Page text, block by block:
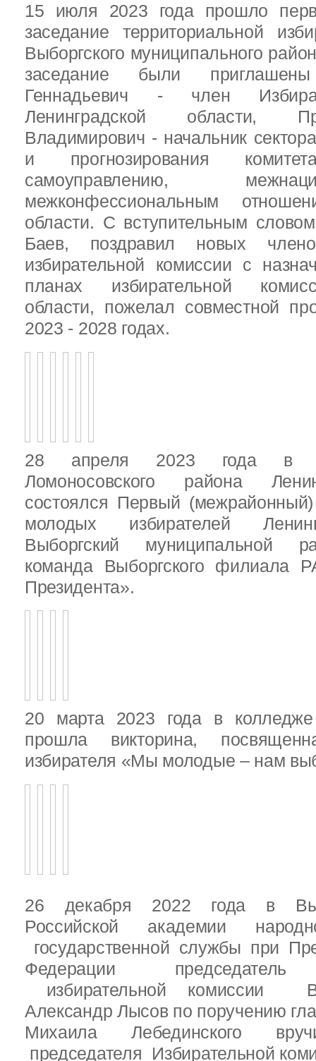
15 июля 2023 года прошло
заседание территориальной
Выборгского муниципального
заседание были
Геннадьевич - член
Ленинградской области,
Владимирович - начальник
и прогнозирования
самоуправлению,
межконфессиональным
области. С вступительным
Баев, поздравил новых
избирательной комиссии с
планах избирательной
области, пожелал совместной
2023 - 2028 годах.
28 апреля 2023 года в
Ломоносовского района
состоялся Первый
молодых избирателей
Выборгский муниципальной
команда Выборгского филиала
Президента».
20 марта 2023 года в колледже
прошла викторина,
избирателя «Мы молодые – нам
26 декабря 2022 года в
Российской академии
государственной службы при
Федерации председатель
избирательной комиссии
Александр Лысов по поручению
Михаила Лебединского
председателя Избирательной